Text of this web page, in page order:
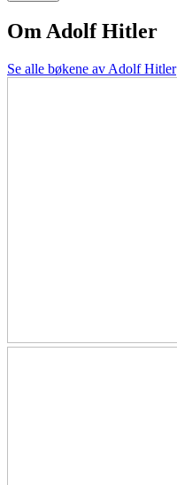
Om Adolf Hitler
Se alle bøkene av Adolf Hitler